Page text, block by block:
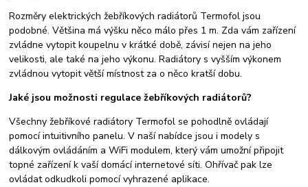
Rozměry elektrických žebříkových radiátorů Termofol jsou
podobné. Většina má výšku něco málo přes 1 m. Zda vám zařízení
zvládne vytopit koupelnu v krátké době, závisí nejen na jeho
velikosti, ale také na jeho výkonu. Radiátory s vyšším výkonem
zvládnou vytopit větší místnost za o něco kratší dobu.
Jaké jsou možnosti regulace žebříkových radiátorů?
Všechny žebříkové radiátory Termofol se pohodlně ovládají
pomocí intuitivního panelu. V naší nabídce jsou i modely s
dálkovým ovládáním a WiFi modulem, který vám umožní připojit
topné zařízení k vaší domácí internetové síti. Ohřívač pak lze
ovládat odkudkoli pomocí vyhrazené aplikace.